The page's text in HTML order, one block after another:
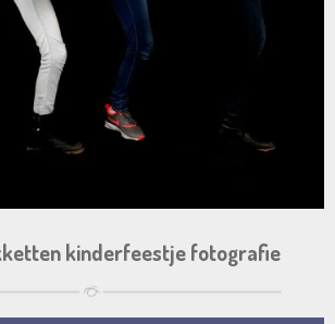
kinderfeestje fotografie